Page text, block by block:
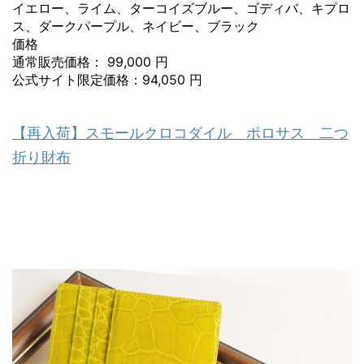
イエロー、ライム、ターコイズブルー、ゴディバ、キプロ
ス、ダークパープル、ネイビー、ブラック
価格
通常販売価格： 99,000 円
公式サイト限定価格：94,050 円
【再入荷】スモールクロコダイル ポロサス 二つ
折り財布